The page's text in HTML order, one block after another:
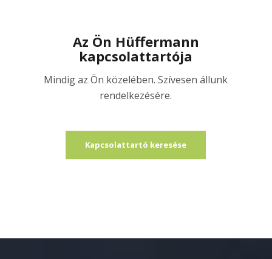
Az Ön Hüffermann
kapcsolattartója
Mindig az Ön közelében. Szívesen állunk
rendelkezésére.
Kapcsolattartó keresése